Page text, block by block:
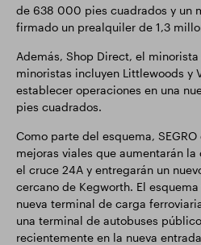
de 638 000 pies cuadrados y un
firmado un prealquiler de 1,3
Además, Shop Direct, el
minoristas incluyen Littlewoods y
establecer operaciones en una
pies cuadrados.
Como parte del esquema,
mejoras viales que aumentarán
el cruce 24A y entregarán un
cercano de Kegworth. El
nueva terminal de carga
una terminal de autobuses
recientemente en la nueva